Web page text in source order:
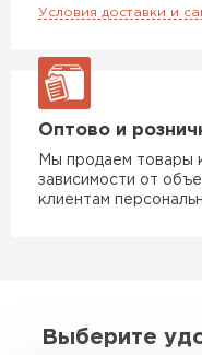
Условия доставки и
Оптово и
Мы продаем товары
зависимости от
клиентам
Выберите